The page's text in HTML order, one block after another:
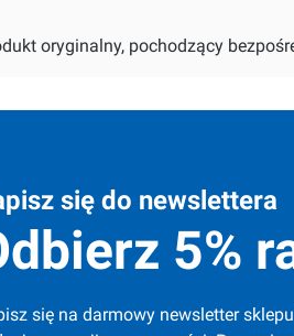
oryginalny, pochodzący
się do newslettera
5%
się na darmowy newsletter